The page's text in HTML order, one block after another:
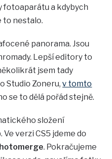
fotoaparátu a kdybych
to nestalo.
panorama. Jsou
Lepší editory to
jsem tady
Studio Zoneru,v tomto
se to dělá pořád stejně.
složení
verzi CS5 jdeme do
. Pokračujeme